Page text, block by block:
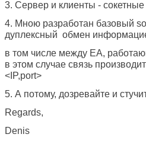
3. Сервер и клиенты - сокетные
4. Мною разработан базовый
дуплексный обмен
в том числе между ЕА,
в этом случае связь
<IP,port>
5. А потому, дозревайте и
Regards,
Denis